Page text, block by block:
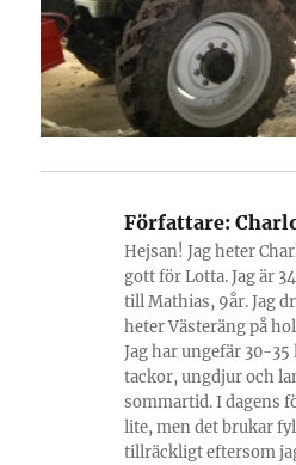
Författare:
Hejsan! Jag heter
gott för Lotta. Jag är
till Mathias, 9år. Jag
heter Västeräng på
Jag har ungefär 30-
tackor, ungdjur och
sommartid. I dagens
lite, men det brukar
tillräckligt eftersom